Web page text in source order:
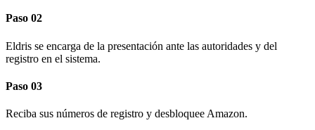
Paso 02
Eldris se encarga de la presentación ante las autoridades y del
registro en el sistema.
Paso 03
Reciba sus números de registro y desbloquee Amazon.